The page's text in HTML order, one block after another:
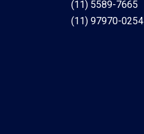
(11) 5589-7665
(11) 97970-0254